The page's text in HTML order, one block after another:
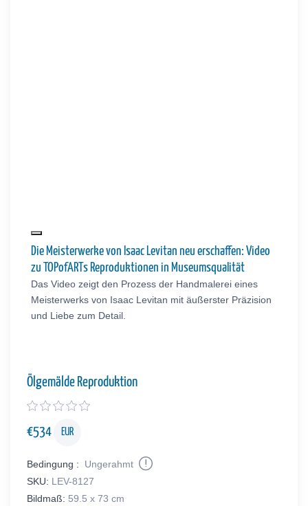
Die Meisterwerke von Isaac Levitan neu erschaffen: Video
zu TOPofARTs Reproduktionen in Museumsqualität
Das Video zeigt den Prozess der Handmalerei eines
Meisterwerks von Isaac Levitan mit äußerster Präzision
und Liebe zum Detail.
Ölgemälde Reproduktion
€534 EUR
Bedingung :
Ungerahmt
SKU: LEV-8127
Bildmaß: 59.5 x 73 cm